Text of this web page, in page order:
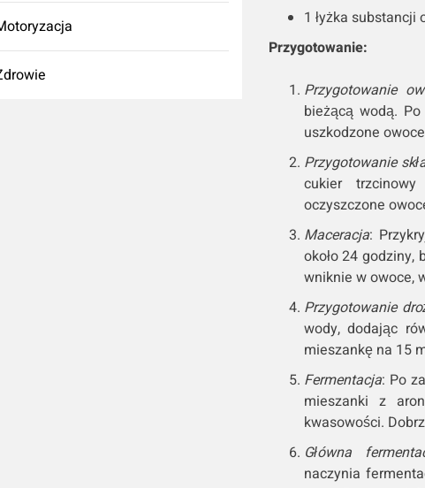
1 łyżka substancji
Przygotowanie:
Przygotowanie
bieżącą wodą.
uszkodzone
Przygotowanie
cukier
oczyszczone
Maceracja:
około 24
wniknie w owoce,
Przygotowanie
wody, dodając
mieszankę na 15
Fermentacja: Po
mieszanki z
kwasowości.
Główna
naczynia